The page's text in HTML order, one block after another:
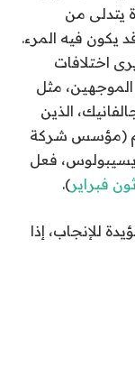
يتدلى من
يكون فيه المرء.
اختلافات
الموجهين، مثل
الذين
(مؤسس شركة
فعل
فبراير).
للإنجاب، إذا